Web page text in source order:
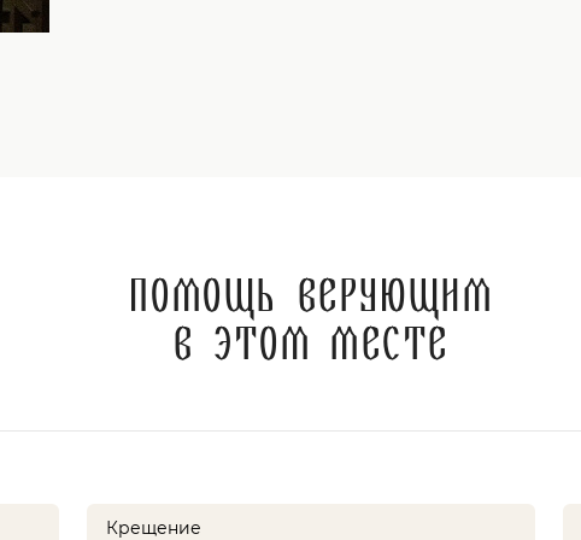
Помощь верующим
в этом месте
Крещение